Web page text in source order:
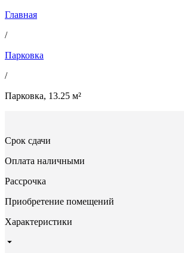
Главная
/
Парковка
/
Парковка, 13.25 м²
Срок сдачи
Оплата наличными
Рассрочка
Приобретение помещений
Характеристики